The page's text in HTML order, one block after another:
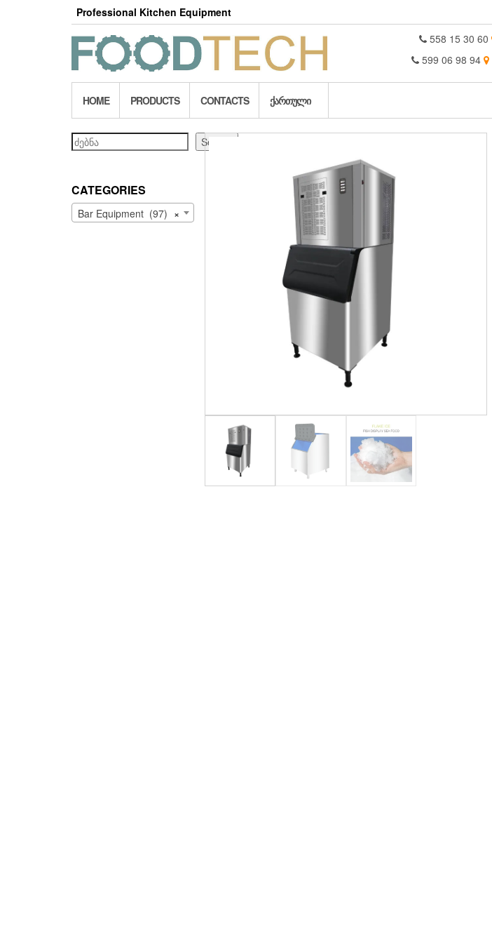
Professional Kitchen Equipment
558 15 30 60
599 06 98 94
HOME PRODUCTS CONTACTS ᲥᲐᲠᲗᲣᲚᲘ
Search Search
CATEGORIES
×
Bar Equipment (97)